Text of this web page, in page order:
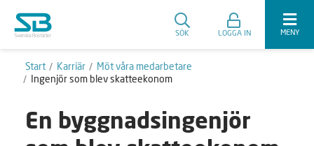
SÖK LOGGA IN MENY
Start Karriär
Möt våra medarbetare
Ingenjör som blev skatteekonom
En byggnadsingenjör